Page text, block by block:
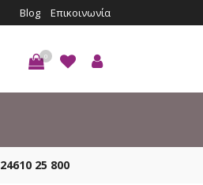
Blog Επικοινωνία
0
24610 25 800